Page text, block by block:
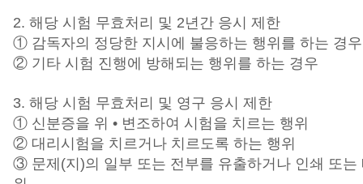
2. 해당 시험 무효처리 및 2년간 응시 제한
① 감독자의 정당한 지시에 불응하는 행위를 하는 경우
② 기타 시험 진행에 방해되는 행위를 하는 경우
3. 해당 시험 무효처리 및 영구 응시 제한
① 신분증을 위 • 변조하여 시험을 치르는 행위
② 대리시험을 치르거나 치르도록 하는 행위
③ 문제(지)의 일부 또는 전부를 유출하거나 인쇄 또는